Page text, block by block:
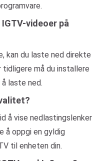
videoer på
kan du laste ned direkte
tidligere må du installere
laste ned.
å vise nedlastingslenker
å oppgi en gyldig
til enheten din.